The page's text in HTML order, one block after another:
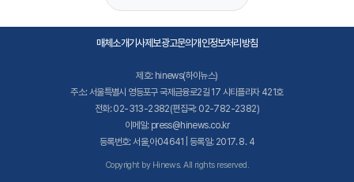
매체소개기사제보광고문의개인정보처리방침
제호: hinews(하이뉴스)
주소: 서울특별시 영등포구 국제금융로2길 17 시티플라자 421호
전화: 02-313-2382(편집국: 02-782-2382)
이메일: press@hinews.co.kr
등록번호: 서울,아04641 | 등록일: 2017. 8. 4
Copyright by Hinews. All rights reserved.